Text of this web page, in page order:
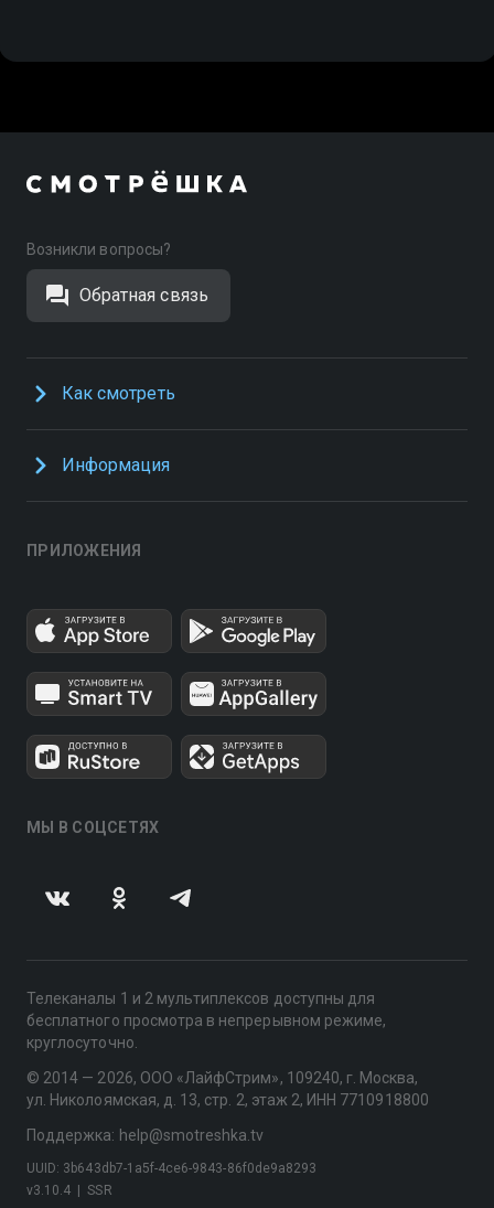
Возникли вопросы?
Обратная связь
Как смотреть
Информация
ПРИЛОЖЕНИЯ
МЫ В СОЦСЕТЯХ
Телеканалы 1 и 2 мультиплексов доступны для
бесплатного просмотра в непрерывном режиме,
круглосуточно.
© 2014 — 2026, ООО «ЛайфСтрим», 109240, г. Москва,
ул. Николоямская, д. 13, стр. 2, этаж 2, ИНН 7710918800
Поддержка: help@smotreshka.tv
v3.10.4 SSR
UUID: 3b643db7-1a5f-4ce6-9843-86f0de9a8293